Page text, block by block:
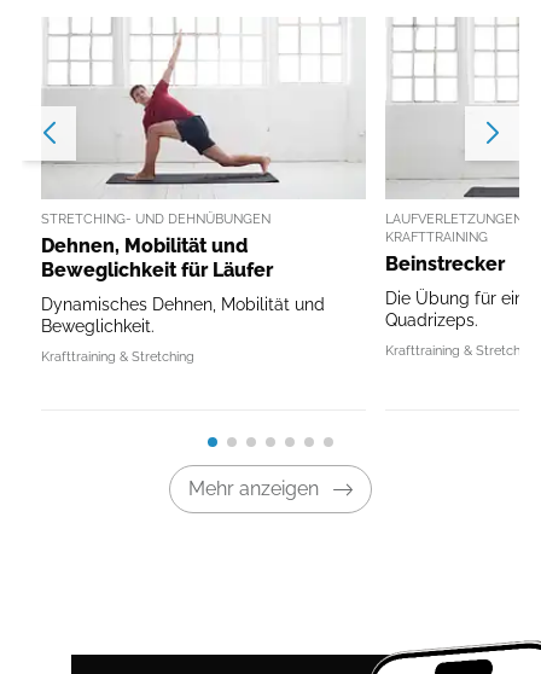
STRETCHING- UND DEHNÜBUNGEN
Dehnen, Mobilität und
Beweglichkeit für Läufer
Dynamisches Dehnen, Mobilität und
Beweglichkeit.
Krafttraining & Stretching
LAUFVERLETZUNGEN
KRAFTTRAINING
Beinstrecker
Die Übung für
Quadrizeps.
Krafttraining & Stretching
Mehr anzeigen